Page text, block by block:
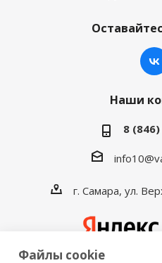
Наши
8
г. Самара, ул.
Файлы cookie